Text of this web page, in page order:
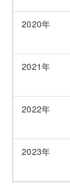
2020年
2021年
2022年
2023年